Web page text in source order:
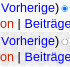
Vorherige)
|
Vorherige)